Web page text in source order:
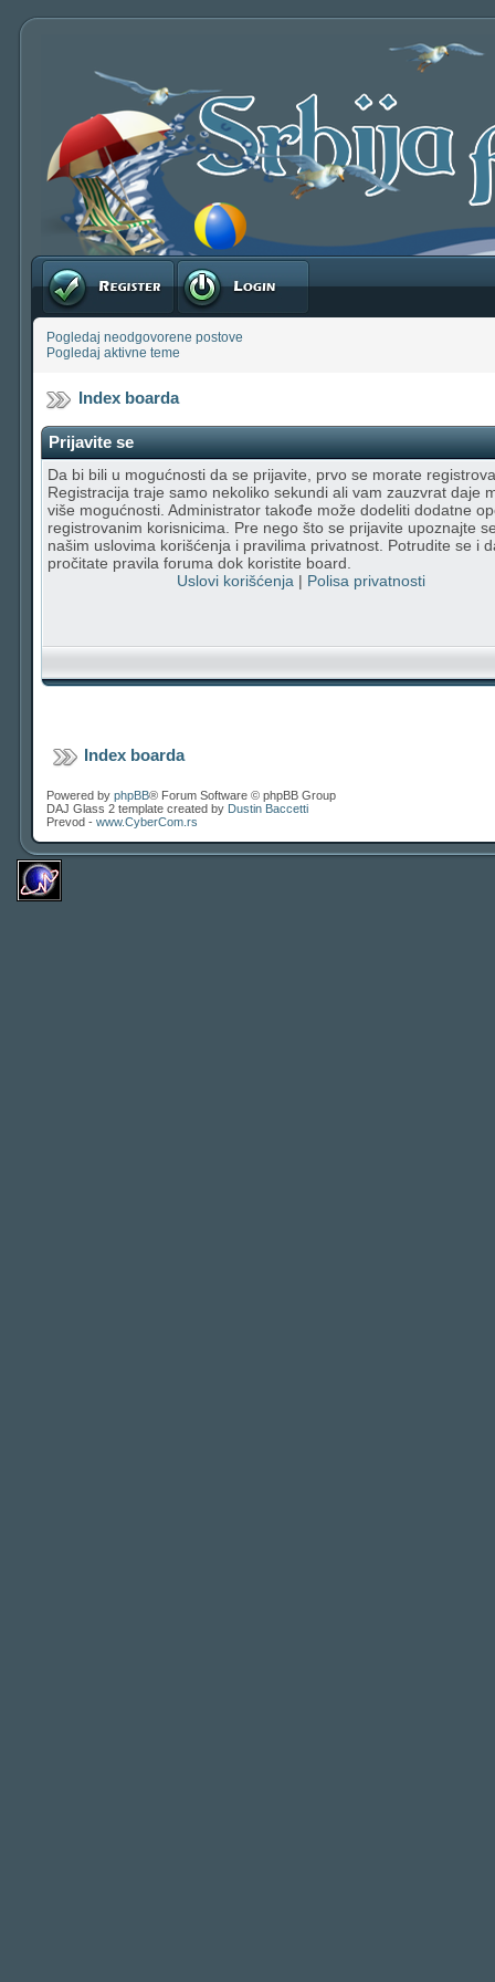
Registruj se Prijavite se
Pogledaj neodgovorene postove
Pogledaj aktivne teme
Index boarda
Prijavite se
Da bi bili u mogućnosti da se prijavite, prvo se morate
Registracija traje samo nekoliko sekundi ali vam zauzvrat daje
više mogućnosti. Administrator takođe može dodeliti dodatne
registrovanim korisnicima. Pre nego što se prijavite upoznajte
našim uslovima korišćenja i pravilima privatnost. Potrudite se i
pročitate pravila foruma dok koristite board.
Uslovi korišćenja | Polisa privatnosti
Index boarda
Powered by phpBB® Forum Software © phpBB Group
DAJ Glass 2 template created by Dustin Baccetti
Prevod - www.CyberCom.rs